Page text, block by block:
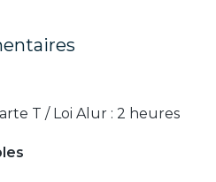
T / Loi Alur : 2 heures